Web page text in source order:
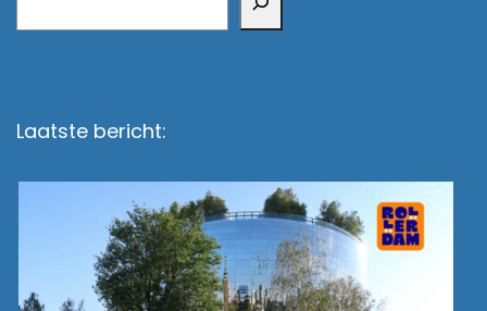
Laatste bericht: